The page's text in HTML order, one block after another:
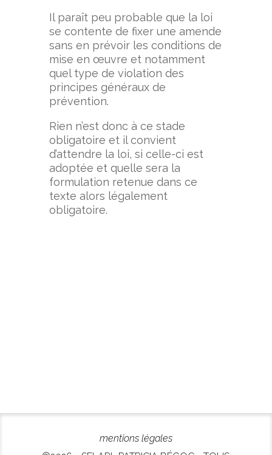
Il paraît peu probable que la loi
se contente de fixer une amende
sans en prévoir les conditions de
mise en œuvre et notamment
quel type de violation des
principes généraux de
prévention.
Rien n’est donc à ce stade
obligatoire et il convient
d’attendre la loi, si celle-ci est
adoptée et quelle sera la
formulation retenue dans ce
texte alors légalement
obligatoire.
mentions légales